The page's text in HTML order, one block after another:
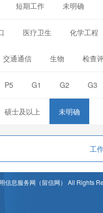
短期工作 未明确
医疗卫生 化学工程
交通通信 生物 检查
P5 G1 G2 G3
硕士及以上 未明确
工
信息服务网（留信网） All Rights